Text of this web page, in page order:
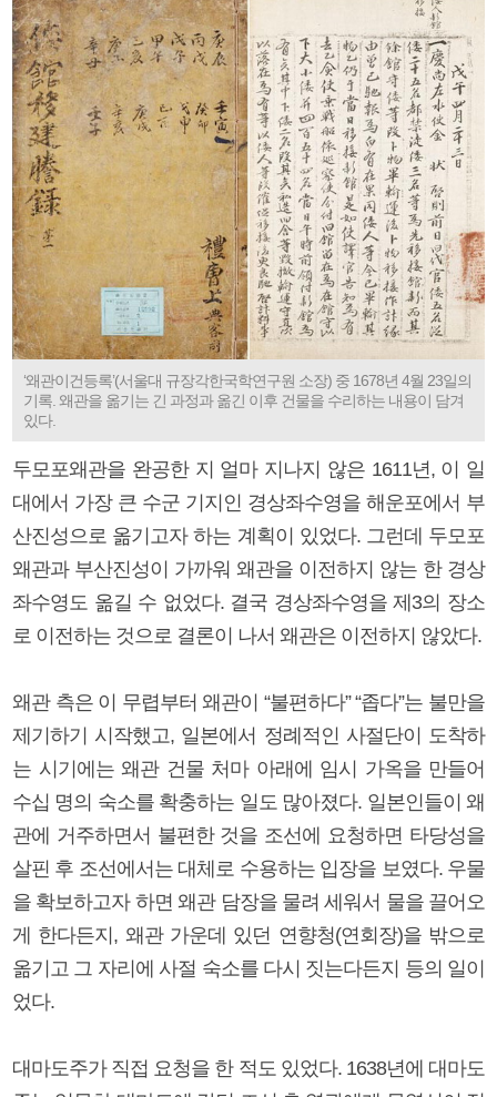
‘왜관이건등록’(서울대 규장각한국학연구원 소장) 중 1678년 4월 23일의
기록. 왜관을 옮기는 긴 과정과 옮긴 이후 건물을 수리하는 내용이 담겨
있다.
두모포왜관을 완공한 지 얼마 지나지 않은 1611년, 이 일
대에서 가장 큰 수군 기지인 경상좌수영을 해운포에서 부
산진성으로 옮기고자 하는 계획이 있었다. 그런데 두모포
왜관과 부산진성이 가까워 왜관을 이전하지 않는 한 경상
좌수영도 옮길 수 없었다. 결국 경상좌수영을 제3의 장소
로 이전하는 것으로 결론이 나서 왜관은 이전하지 않았다.
왜관 측은 이 무렵부터 왜관이 “불편하다” “좁다”는 불만을
제기하기 시작했고, 일본에서 정례적인 사절단이 도착하
는 시기에는 왜관 건물 처마 아래에 임시 가옥을 만들어
수십 명의 숙소를 확충하는 일도 많아졌다. 일본인들이 왜
관에 거주하면서 불편한 것을 조선에 요청하면 타당성을
살핀 후 조선에서는 대체로 수용하는 입장을 보였다. 우물
을 확보하고자 하면 왜관 담장을 물려 세워서 물을 끌어오
게 한다든지, 왜관 가운데 있던 연향청(연회장)을 밖으로
옮기고 그 자리에 사절 숙소를 다시 짓는다든지 등의 일이
었다.
대마도주가 직접 요청을 한 적도 있었다. 1638년에 대마도